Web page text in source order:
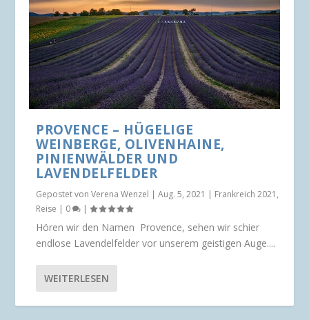
PROVENCE – HÜGELIGE
WEINBERGE, OLIVENHAINE,
PINIENWÄLDER UND
LAVENDELFELDER
Gepostet vonVerena Wenzel |Aug. 5, 2021 | Frankreich 2021 ,
Reise | 0 |
Hören wir den Namen Provence, sehen wir schier
endlose Lavendelfelder vor unserem geistigen Auge....
WEITERLESEN